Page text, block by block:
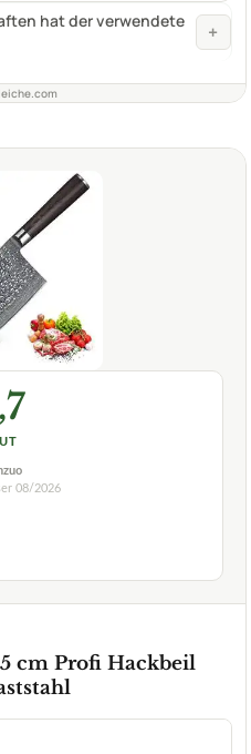
hat der verwendete
+
08/2026
cm Profi Hackbeil